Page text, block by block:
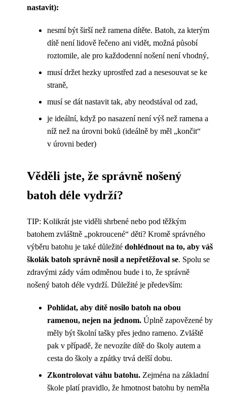
nastavit):
nesmí být širší než ramena dítěte. Batoh, za kterým
dítě není lidově řečeno ani vidět, možná působí
roztomile, ale pro každodenní nošení není vhodný,
musí držet hezky uprostřed zad a nesesouvat se ke
straně,
musí se dát nastavit tak, aby neodstával od zad,
je ideální, když po nasazení není výš než ramena a
níž než na úrovni boků (ideálně by měl „končit“
v úrovni beder)
Věděli jste, že správně nošený
batoh déle vydrží?
TIP: Kolikrát jste viděli shrbené nebo pod těžkým
batohem zvláštně „pokroucené“ děti? Kromě správného
výběru batohu je také důležité dohlédnout na to, aby váš
školák batoh správně nosil a nepřetěžoval se. Spolu se
zdravými zády vám odměnou bude i to, že správně
nošený batoh déle vydrží. Důležité je především:
Pohlídat, aby dítě nosilo batoh na obou
ramenou, nejen na jednom. Úplně zapovězené by
měly být školní tašky přes jedno rameno. Zvláště
pak v případě, že nevozíte dítě do školy autem a
cesta do školy a zpátky trvá delší dobu.
Zkontrolovat váhu batohu. Zejména na základní
škole platí pravidlo, že hmotnost batohu by neměla